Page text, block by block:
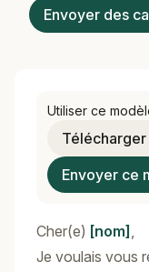
Envoyer des
Utiliser ce
Envoyer ce
Cher(e) [nom] ,
Je voulais vous